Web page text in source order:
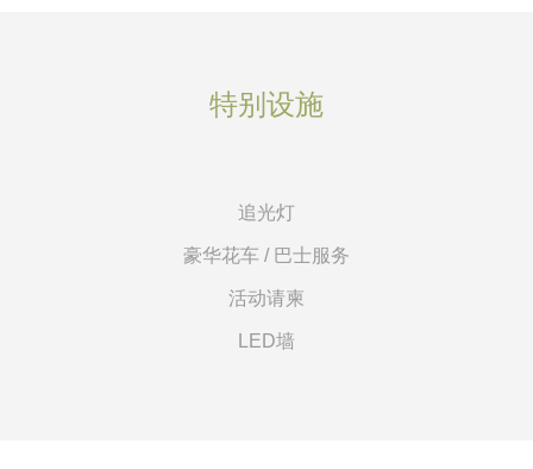
特别设施
追光灯
豪华花车 / 巴士服务
活动请柬
LED墙